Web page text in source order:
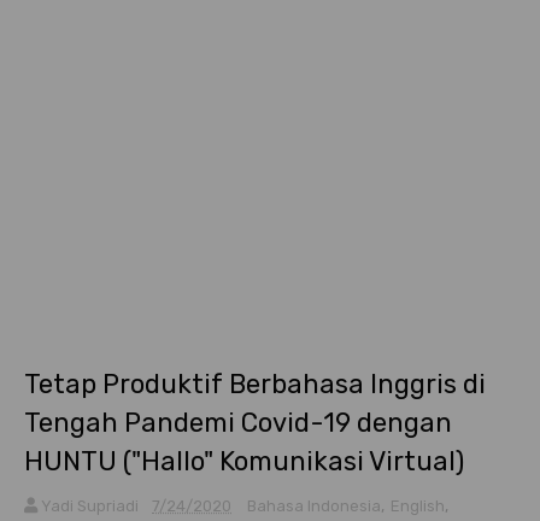
Tetap Produktif Berbahasa Inggris di
Tengah Pandemi Covid-19 dengan
HUNTU ("Hallo" Komunikasi Virtual)
Yadi Supriadi 7/24/2020 Bahasa Indonesia, English,